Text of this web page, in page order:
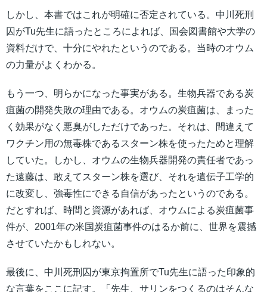
しかし、本書ではこれが明確に否定されている。中川死刑
囚がTu先生に語ったところによれば、国会図書館や大学の
資料だけで、十分にやれたというのである。当時のオウム
の力量がよくわかる。
もう一つ、明らかになった事実がある。生物兵器である炭
疽菌の開発失敗の理由である。オウムの炭疽菌は、まった
く効果がなく悪臭がしただけであった。それは、間違えて
ワクチン用の無毒株であるスターン株を使ったためと理解
していた。しかし、オウムの生物兵器開発の責任者であっ
た遠藤は、敢えてスターン株を選び、それを遺伝子工学的
に改変し、強毒性にできる自信があったというのである。
だとすれば、時間と資源があれば、オウムによる炭疽菌事
件が、2001年の米国炭疽菌事件のはるか前に、世界を震撼
させていたかもしれない。
最後に、中川死刑囚が東京拘置所でTu先生に語った印象的
な言葉をここに記す。「先生、サリンをつくるのはそんな